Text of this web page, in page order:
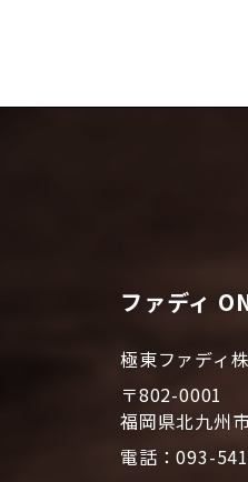
ファディ
極東ファディ
〒802-0001
福岡県北九州
電話：093-